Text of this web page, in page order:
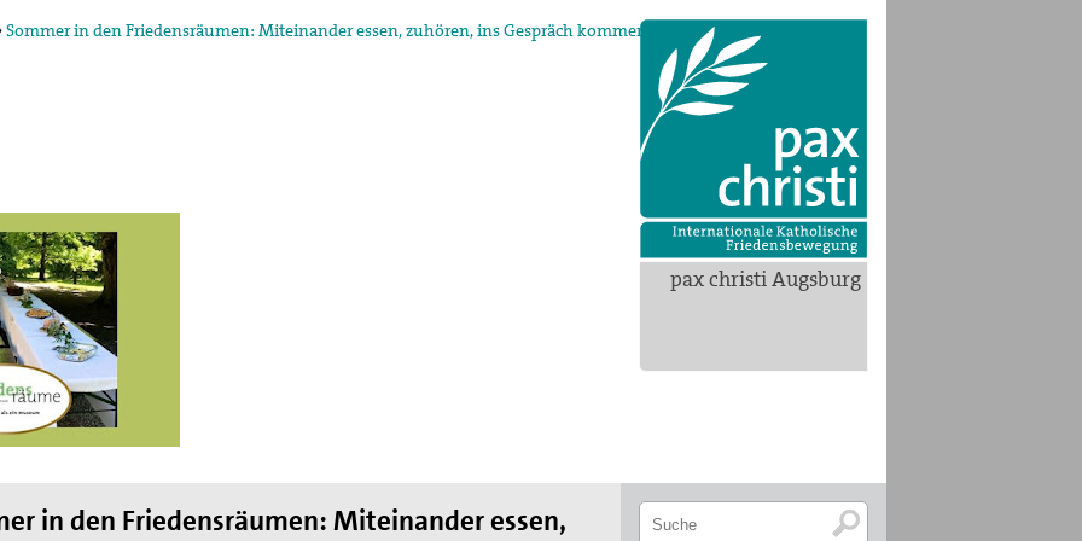
pax christi Augsburg
Sommer in den Friedensräumen: Miteinander essen, zuhören, ins Gespräch kommen
des weltweiten
des II. Weltkrieges,
die Hand
in den Friedensräumen: Miteinander essen,